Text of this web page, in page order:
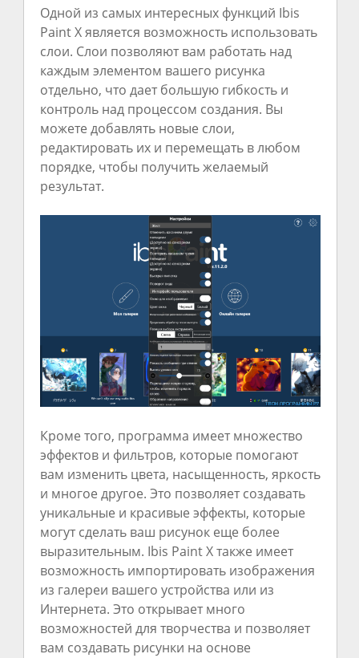
Одной из самых интересных функций Ibis
Paint X является возможность использовать
слои. Слои позволяют вам работать над
каждым элементом вашего рисунка
отдельно, что дает большую гибкость и
контроль над процессом создания. Вы
можете добавлять новые слои,
редактировать их и перемещать в любом
порядке, чтобы получить желаемый
результат.
Кроме того, программа имеет множество
эффектов и фильтров, которые помогают
вам изменить цвета, насыщенность, яркость
и многое другое. Это позволяет создавать
уникальные и красивые эффекты, которые
могут сделать ваш рисунок еще более
выразительным. Ibis Paint X также имеет
возможность импортировать изображения
из галереи вашего устройства или из
Интернета. Это открывает много
возможностей для творчества и позволяет
вам создавать рисунки на основе